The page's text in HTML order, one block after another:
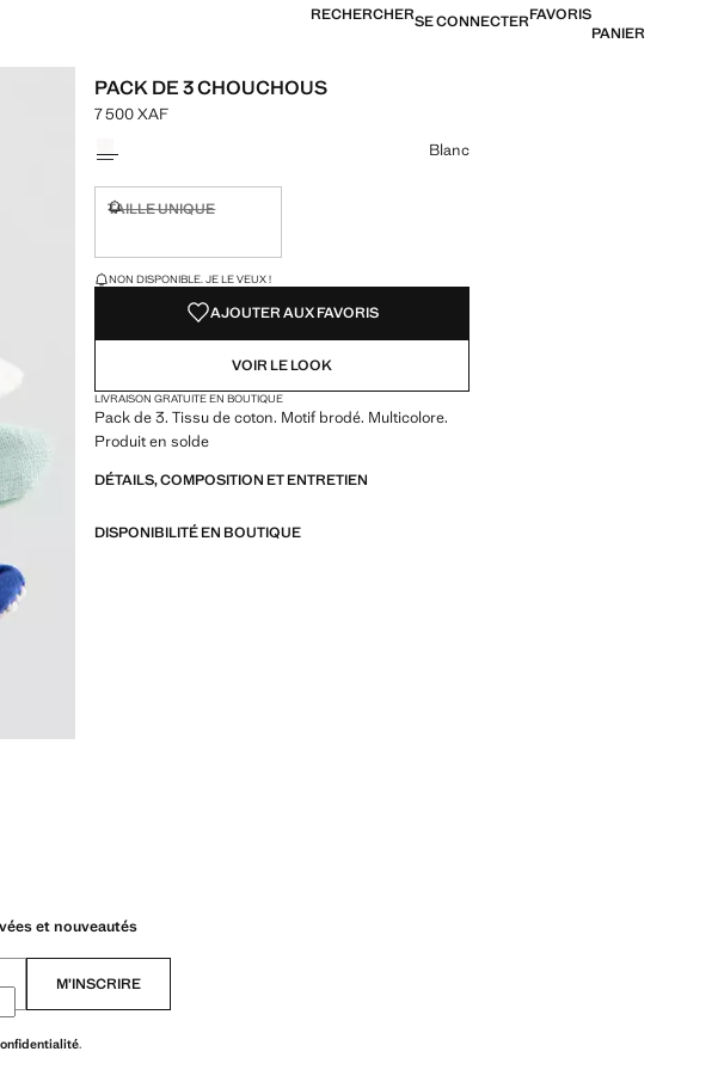
RECHERCHERSE CONNECTERFAVORIS
PANIER
PACK DE 3 CHOUCHOUS
Prix actuel [7 500 XAF ]
7 500 XAF
Blanc
TAILLE UNIQUE
Non disponible. Je le veux !
DERNIÈRES UNITÉS !
NON DISPONIBLE. JE LE VEUX !
AJOUTER AUX FAVORIS
VOIR LE LOOK
LIVRAISON GRATUITE EN BOUTIQUE
Pack de 3. Tissu de coton. Motif brodé. Multicolore.
Produit en solde
DÉTAILS, COMPOSITION ET ENTRETIEN
DISPONIBILITÉ EN BOUTIQUE
et nouveautés
M’INSCRIRE
.